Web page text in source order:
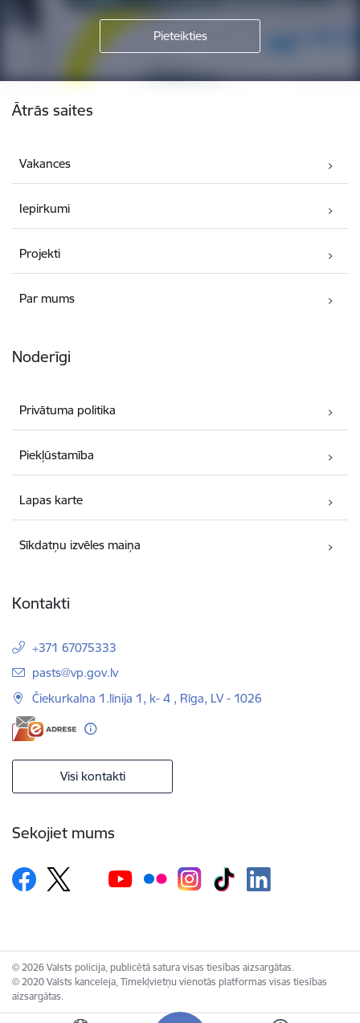
Ātrās saites
Vakances
Iepirkumi
Projekti
Par mums
Noderīgi
Privātuma politika
Piekļūstamība
Lapas karte
Sīkdatņu izvēles maiņa
Kontakti
+371 67075333
E-pasts:
pasts@vp.gov.lv
Čiekurkalna 1.līnija 1, k- 4 , Rīga, LV - 1026
Visi kontakti
Sekojiet mums
© 2026 Valsts policija, publicētā satura visas tiesības aizsargātas.
© 2020 Valsts kanceleja, Tīmekļvietņu vienotās platformas visas tiesības
aizsargātas.